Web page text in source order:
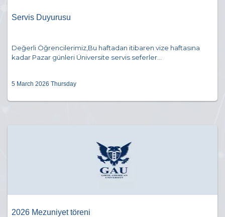
Servis Duyurusu
Değerli Öğrencilerimiz,Bu haftadan itibaren vize haftasına
kadar Pazar günleri Üniversite servis seferler...
5 March 2026 Thursday
2026 Mezuniyet töreni